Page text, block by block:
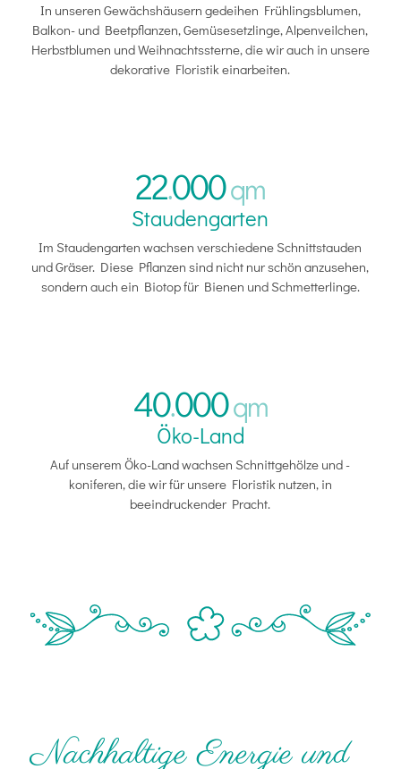
In unseren Gewächshäusern gedeihen Frühlingsblumen,
Balkon- und Beetpflanzen, Gemüsesetzlinge, Alpenveilchen,
Herbstblumen und Weihnachtssterne, die wir auch in unsere
dekorative Floristik einarbeiten.
22.000qm
Staudengarten
Im Staudengarten wachsen verschiedene Schnittstauden
und Gräser. Diese Pflanzen sind nicht nur schön anzusehen,
sondern auch ein Biotop für Bienen und Schmetterlinge.
40.000qm
Öko-Land
Auf unserem Öko-Land wachsen Schnittgehölze und -
koniferen, die wir für unsere Floristik nutzen, in
beeindruckender Pracht.
Nachhaltige Energie und